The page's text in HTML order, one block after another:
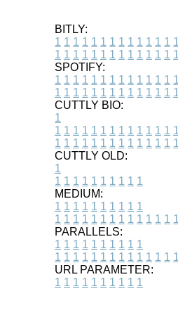
BITLY:
1 1 1 1 1 1 1 1 1 1 1 1 1 1
1 1 1 1 1 1 1 1 1 1 1 1 1 1
SPOTIFY:
1 1 1 1 1 1 1 1 1 1 1 1 1 1
1 1 1 1 1 1 1 1 1 1 1 1 1 1
CUTTLY BIO:
1
1 1 1 1 1 1 1 1 1 1 1 1 1 1
1 1 1 1 1 1 1 1 1 1 1 1 1 1
CUTTLY OLD:
1
1 1 1 1 1 1 1 1 1 1
MEDIUM:
1 1 1 1 1 1 1 1 1 1
1 1 1 1 1 1 1 1 1 1 1 1 1 1
PARALLELS:
1 1 1 1 1 1 1 1 1 1
1 1 1 1 1 1 1 1 1 1 1 1 1 1
URL PARAMETER:
1 1 1 1 1 1 1 1 1 1